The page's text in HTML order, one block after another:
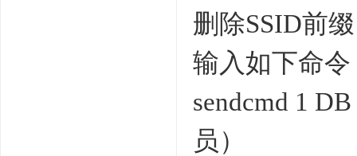
删除SSID前
输入如下命令
sendcmd 1
员）